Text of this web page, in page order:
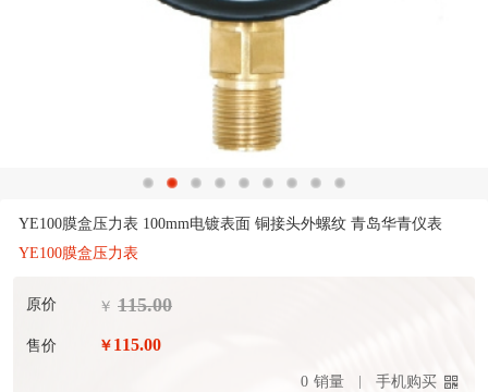
YE100膜盒压力表 100mm电镀表面 铜接头外螺纹 青岛华青仪表
YE100膜盒压力表
原价 ￥ 115.00
售价 ￥ 115.00
0 销量 手机购买